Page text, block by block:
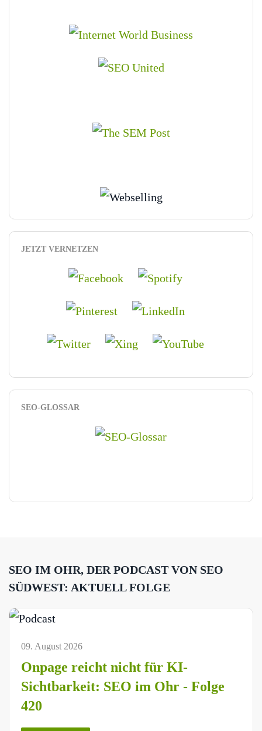
JETZT VERNETZEN
SEO-GLOSSAR
SEO IM OHR, DER PODCAST VON SEO
SÜDWEST: AKTUELL FOLGE
09. August 2026
Onpage reicht nicht für KI-
Sichtbarkeit: SEO im Ohr - Folge
420